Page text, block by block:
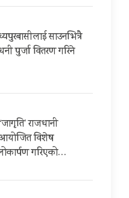
साउनभित्रै
पुर्जा वितरण गरिने
राजधानी
विशेष
गरिएको…